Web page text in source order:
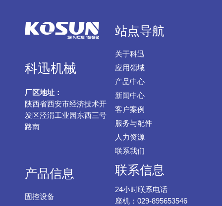
科迅机械
厂区地址：
陕西省西安市经济技术开
发区泾渭工业园东西三号
路南
站点导航
关于科迅
应用领域
产品中心
新闻中心
客户案例
服务与配件
人力资源
联系我们
产品信息
固控设备
联系信息
24小时联系电话
座机：029-895653546